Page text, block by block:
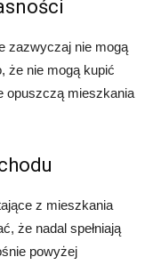
zazwyczaj nie mogą
że nie mogą kupić
opuszczą mieszkania
z mieszkania
że nadal spełniają
powyżej